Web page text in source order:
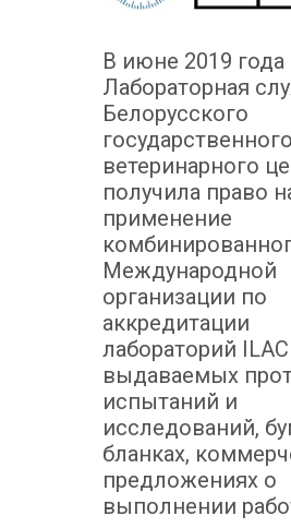
В июне 2019 года
Лабораторная
Белорусского
государственного
ветеринарного
получила право
применение
Международной
организации по
аккредитации
лабораторий
выдаваемых
испытаний и
исследований,
бланках,
предложениях о
выполнении